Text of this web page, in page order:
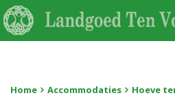
Home Accommodaties Hoeve